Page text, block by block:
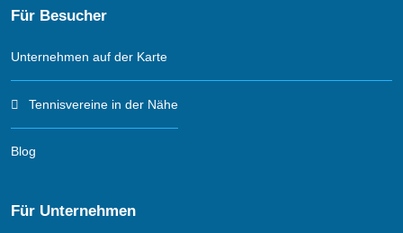
Für Besucher
Unternehmen auf der Karte
Tennisvereine in der Nähe
Blog
Für Unternehmen